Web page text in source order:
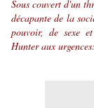
Sous couvert d'un
décapante de la
pouvoir, de sexe
Hunter aux